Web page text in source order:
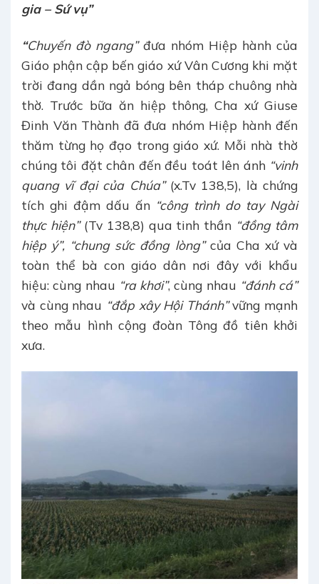
gia – Sứ vụ”
“Chuyến đò ngang”đưa nhóm Hiệp hành của
Giáo phận cập bến giáo xứ Vân Cương khi mặt
trời đang dần ngả bóng bên tháp chuông nhà
thờ. Trước bữa ăn hiệp thông, Cha xứ Giuse
Đinh Văn Thành đã đưa nhóm Hiệp hành đến
thăm từng họ đạo trong giáo xứ. Mỗi nhà thờ
chúng tôi đặt chân đến đều toát lên ánh “vinh
quang vĩ đại của Chúa”(x.Tv 138,5), là chứng
tích ghi đậm dấu ấn “công trình do tay Ngài
thực hiện”(Tv 138,8) qua tinh thần “đồng tâm
hiệp ý”, “chung sức đồng lòng”của Cha xứ và
toàn thể bà con giáo dân nơi đây với khẩu
hiệu: cùng nhau “ra khơi”, cùng nhau “đánh cá”
và cùng nhau “đắp xây Hội Thánh”vững mạnh
theo mẫu hình cộng đoàn Tông đồ tiên khởi
xưa.